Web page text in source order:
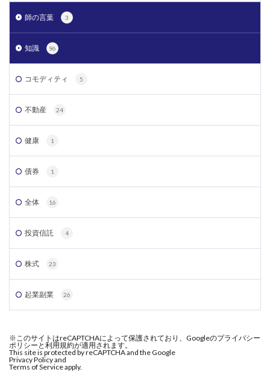
師の言葉 3
知識 96
コモディティ 5
不動産 24
健康 1
債券 1
全体 16
投資信託 4
株式 23
起業副業 26
※このサイトはreCAPTCHAによって保護されており、Googleのプライバシー
ポリシーと利用規約が適用されます。
This site is protected by reCAPTCHA and the Google
Privacy Policy and
Terms of Service apply.